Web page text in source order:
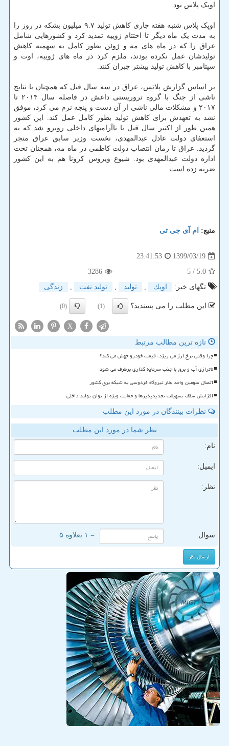
اوپک پلاس بود.
اوپک پلاس شنبه هفته جاری کاهش تولید ۹.۷ میلیون بشکه در روز را
به مدت یک ماه دیگر تا اختتام ژوییه تمدید کرد و کشورهایی شامل
عراق را که در ماه های مه و ژوئن بطور کامل به سهمیه کاهش
تولیدشان عمل نکرده بودند، ملزم کرد در ماه های ژوییه، اوت و
سپتامبر با کاهش تولید بیشتر جبران کنند.
بر اساس گزارش پلاتس، عراق در سه سال قبل که همچنان با نتایج
ناشی از جنگ با گروه تروریستی داعش در فاصله سال ۲۰۱۴ تا
۲۰۱۷ و مشکلات مالی ناشی از آن دست و پنجه نرم می کرد، موفق
نشد به تعهدش برای کاهش تولید بطور کامل عمل کند. این کشور
همین طور از اکتبر سال قبل با ناآرامیهای داخلی روبرو شد که به
استعفای دولت عادل عبدالمهدی، نخست وزیر سابق عراق منجر
گردید. عراق تا زمان انتصاب دولت کاظمی در ماه مه، همچنان تحت
اداره دولت عبدالمهدی بود. شیوع ویروس کرونا هم به این کشور
ضربه زده است.
منبع: ام آی جی تی
1399/03/19
23:41:53
5.0
/ 5
3286
تگهای خبر:
اوپك , تولید , تولید نفت , زندگی
این مطلب را می پسندید؟ (1)
(0)
X
تازه ترین مطالب مرتبط
چرا وقتی نرخ ارز می ریزد، قیمت خودرو جهش می کند؟
ناترازی آب و برق با جذب سرمایه گذاری برطرف می شود
اتصال سومین واحد بخار نیروگاه فردوسی به شبکه برق کشور
افزایش سقف تسهیلات تجدیدپذیرها و حمایت ویژه از توان تولید داخلی
نظرات بینندگان در مورد این مطلب
نظر شما در مورد این مطلب
نام:
ایمیل:
نظر:
سوال: = ۱ بعلاوه ۵